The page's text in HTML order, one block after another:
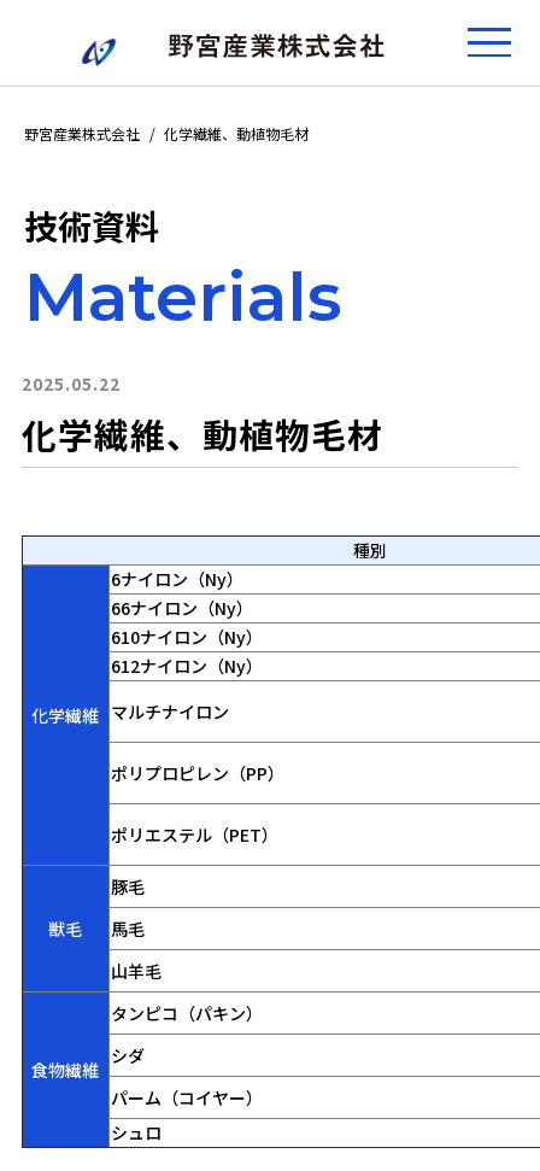
野宮産業株式会社 化学繊維、動植物毛材
技術資料
Materials
2025.05.22
化学繊維、動植物毛材
種別
化学繊維
6ナイロン（Ny）
66ナイロン（Ny）
610ナイロン（Ny）
612ナイロン（Ny）
マルチナイロン
ポリプロピレン（PP）
ポリエステル（PET）
獣毛
豚毛
馬毛
山羊毛
食物繊維
タンピコ（パキン）
シダ
パーム（コイヤー）
シュロ